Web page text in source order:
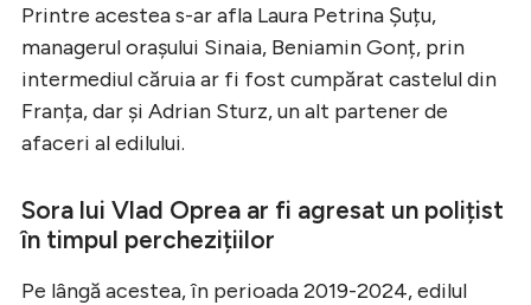
Printre acestea s-ar afla Laura Petrina Șuțu,
managerul orașului Sinaia, Beniamin Gonț, prin
intermediul căruia ar fi fost cumpărat castelul din
Franța, dar și Adrian Sturz, un alt partener de
afaceri al edilului.
Sora lui Vlad Oprea ar fi agresat un polițist
în timpul perchezițiilor
Pe lângă acestea, în perioada 2019-2024, edilul